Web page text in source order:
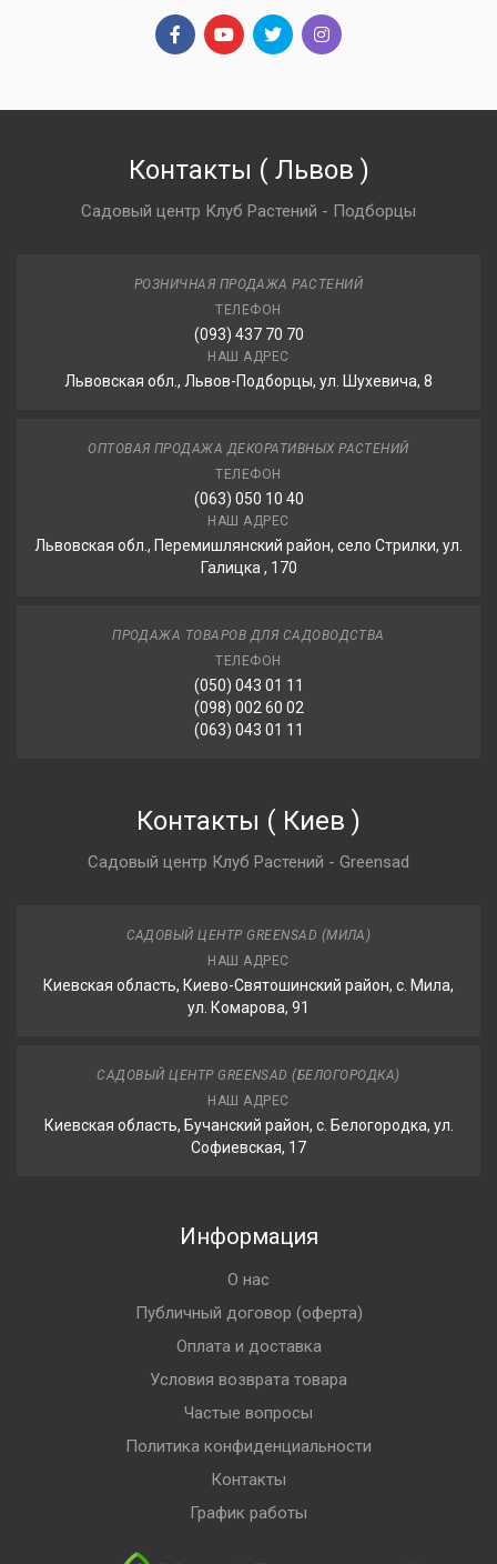
Контакты ( Львов )
Садовый центр Клуб Растений - Подборцы
РОЗНИЧНАЯ ПРОДАЖА РАСТЕНИЙ
ТЕЛЕФОН
(093) 437 70 70
НАШ АДРЕС
Львовская обл., Львов-Подборцы, ул. Шухевича, 8
ОПТОВАЯ ПРОДАЖА ДЕКОРАТИВНЫХ РАСТЕНИЙ
ТЕЛЕФОН
(063) 050 10 40
НАШ АДРЕС
Львовская обл., Перемишлянский район, село Стрилки, ул.
Галицка , 170
ПРОДАЖА ТОВАРОВ ДЛЯ САДОВОДСТВА
ТЕЛЕФОН
(050) 043 01 11
(098) 002 60 02
(063) 043 01 11
Контакты ( Киев )
Садовый центр Клуб Растений - Greensad
САДОВЫЙ ЦЕНТР GREENSAD (МИЛА)
НАШ АДРЕС
Киевская область, Киево-Святошинский район, с. Мила,
ул. Комарова, 91
САДОВЫЙ ЦЕНТР GREENSAD (БЕЛОГОРОДКА)
НАШ АДРЕС
Киевская область, Бучанский район, с. Белогородка, ул.
Софиевская, 17
Информация
О нас
Публичный договор (оферта)
Оплата и доставка
Условия возврата товара
Частые вопросы
Политика конфиденциальности
Контакты
График работы